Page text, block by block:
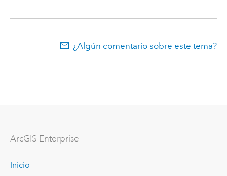
¿Algún comentario sobre este tema?
ArcGIS Enterprise
Inicio